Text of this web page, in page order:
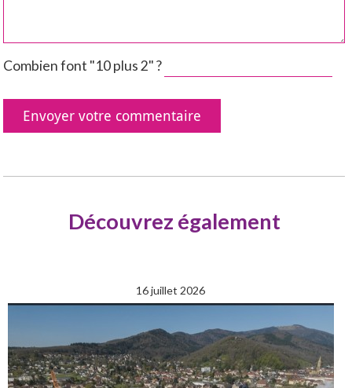
Combien font "10 plus 2" ?
Découvrez également
16 juillet 2026